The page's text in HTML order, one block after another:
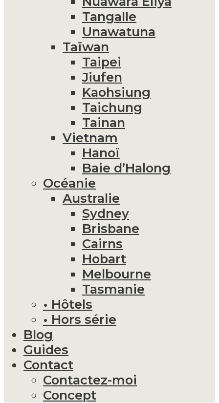
Tangalle
Unawatuna
Taïwan
Taipei
Jiufen
Kaohsiung
Taichung
Tainan
Vietnam
Hanoï
Baie d’Halong
Océanie
Australie
Sydney
Brisbane
Cairns
Hobart
Melbourne
Tasmanie
• Hôtels
• Hors série
Blog
Guides
Contact
Contactez-moi
Concept